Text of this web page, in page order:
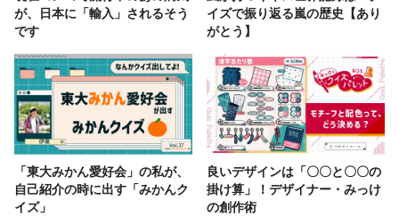
が、日本に「輸入」されるそう
です
イズで振り返る嵐の歴史【あり
がとう】
「東大みかん愛好会」の私が、
自己紹介の時に出す「みかんク
イズ」
良いデザインは「〇〇と〇〇の
掛け算」！デザイナー・みっけ
の創作術